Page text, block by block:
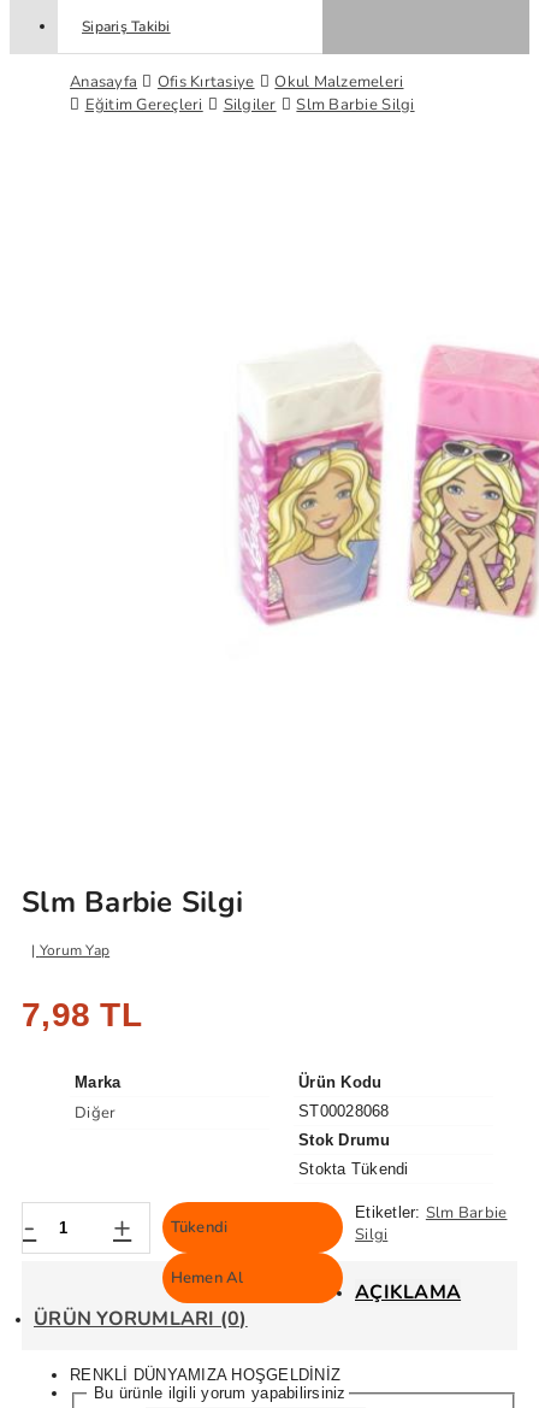
Sipariş Takibi
Anasayfa Ofis Kırtasiye
Okul Malzemeleri
Eğitim Gereçleri
Silgiler Slm Barbie Silgi
Slm Barbie Silgi
Yorum Yap
7,98 TL
Marka
Diğer
Ürün Kodu
ST00028068
Stok Drumu
Stokta Tükendi
- + Tükendi
Hemen Al
Etiketler: Slm Barbie
Silgi
AÇIKLAMA
ÜRÜN YORUMLARI (0)
RENKLİ DÜNYAMIZA HOŞGELDİNİZ
Bu ürünle ilgili yorum yapabilirsiniz